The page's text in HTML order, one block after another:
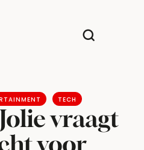
TECH
vraagt
voor